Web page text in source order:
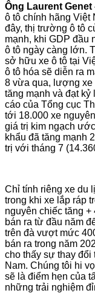
Ông Laurent Genet
ô tô chính hãng Việt
đây, thị trường ô tô
mạnh, khi GDP đầu
ô tô ngày càng lớn.
sở hữu xe ô tô tại
ô tô hóa sẽ diễn ra
8 vừa qua, lượng
tăng mạnh và đạt
cáo của Tổng cục
tới 18.000 xe
giá trị kim ngạch
khẩu đã tăng mạnh
trị với tháng 7
Chỉ tính riêng xe du
trong khi xe lắp ráp
nguyên chiếc tăng
bán ra từ đầu năm
trên đà vượt mức
bán ra trong năm
cho thấy sự thay
Nam. Chúng tôi hi
sẽ là điểm hẹn của
những trải nghiệm